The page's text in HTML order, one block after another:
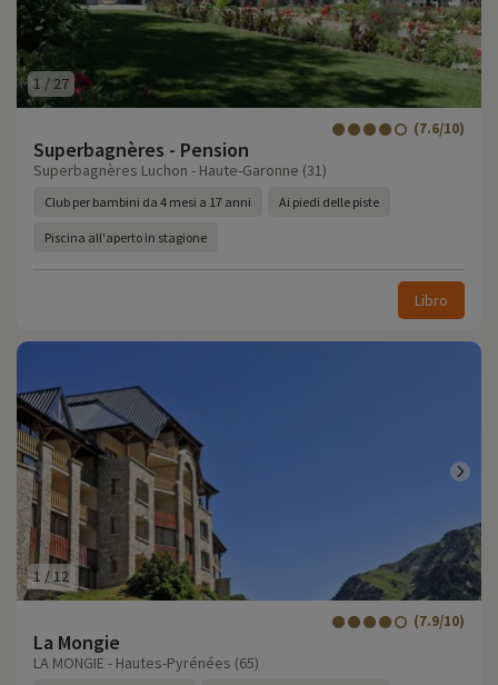
1 / 27
Superbagnères - Pension
(7.6/10)
Superbagnères Luchon - Haute-Garonne (31)
Club per bambini da 4 mesi a 17 anni Ai piedi delle piste
Piscina all'aperto in stagione
Libro
1 /12
La Mongie
(7.9/10)
LA MONGIE - Hautes-Pyrénées (65)